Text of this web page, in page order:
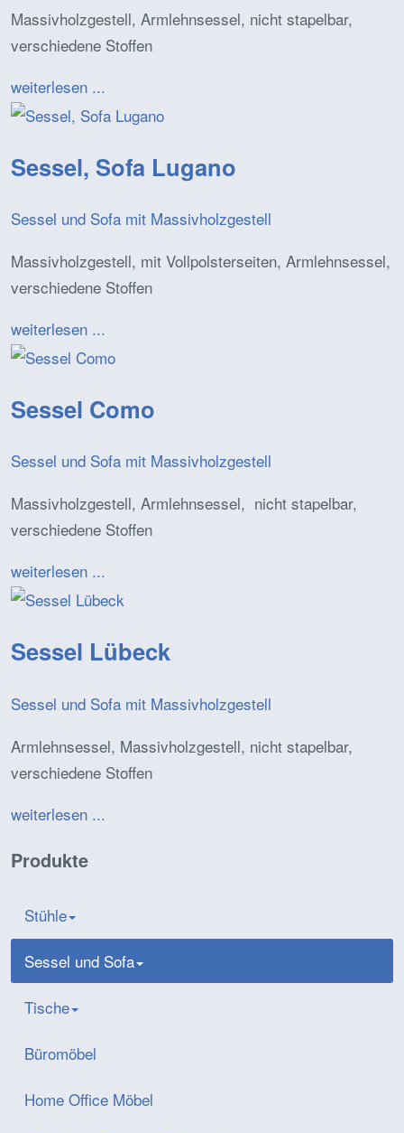
Massivholzgestell, Armlehnsessel, nicht stapelbar,
verschiedene Stoffen
weiterlesen ...
Sessel, Sofa Lugano
Sessel und Sofa mit Massivholzgestell
Massivholzgestell, mit Vollpolsterseiten, Armlehnsessel,
verschiedene Stoffen
weiterlesen ...
Sessel Como
Sessel und Sofa mit Massivholzgestell
Massivholzgestell, Armlehnsessel, nicht stapelbar,
verschiedene Stoffen
weiterlesen ...
Sessel Lübeck
Sessel und Sofa mit Massivholzgestell
Armlehnsessel, Massivholzgestell, nicht stapelbar,
verschiedene Stoffen
weiterlesen ...
Produkte
Stühle
Sessel und Sofa
Tische
Büromöbel
Home Office Möbel